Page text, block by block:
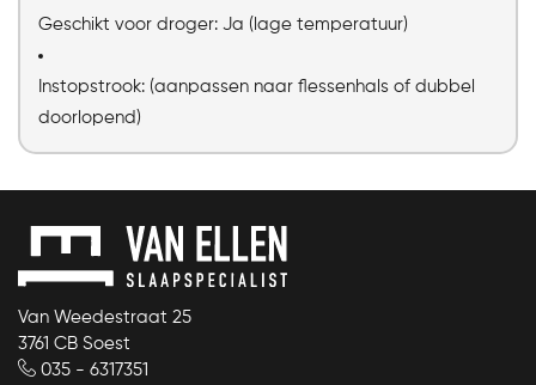
Geschikt voor droger: Ja (lage temperatuur)
Instopstrook: (aanpassen naar flessenhals of dubbel
doorlopend)
Van Weedestraat 25
3761 CB Soest
035 - 6317351